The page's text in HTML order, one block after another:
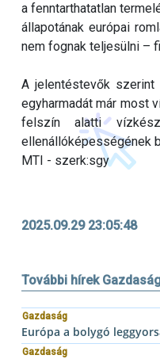
a fenntarthatatlan
állapotának európai
nem fognak teljesülni –
A jelentéstevők szerint
egyharmadát már most
felszín alatti
ellenállóképességének
MTI - szerk:sgy
2025.09.29 23:05:48
További hírek
Gazdaság
Európa a bolygó
Gazdaság